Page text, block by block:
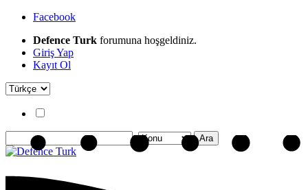
Facebook
Defence Turk forumuna hoşgeldiniz.
Giriş Yap
Kayıt Ol